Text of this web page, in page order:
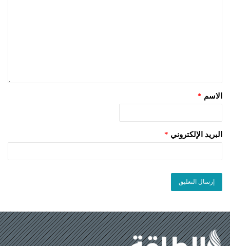
الاسم *
البريد الإلكتروني *